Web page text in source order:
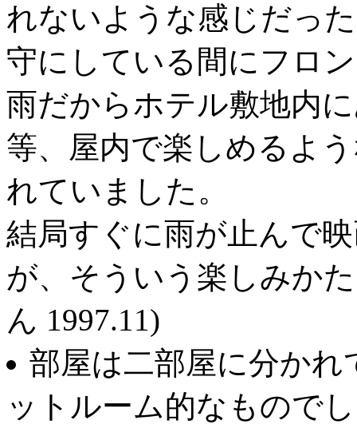
れないような感じだっ
守にしている間にフロ
雨だからホテル敷地内
等、屋内で楽しめるよ
れていました。
結局すぐに雨が止んで
が、そういう楽しみか
ん 1997.11)
部屋は二部屋に分か
ットルーム的なもので